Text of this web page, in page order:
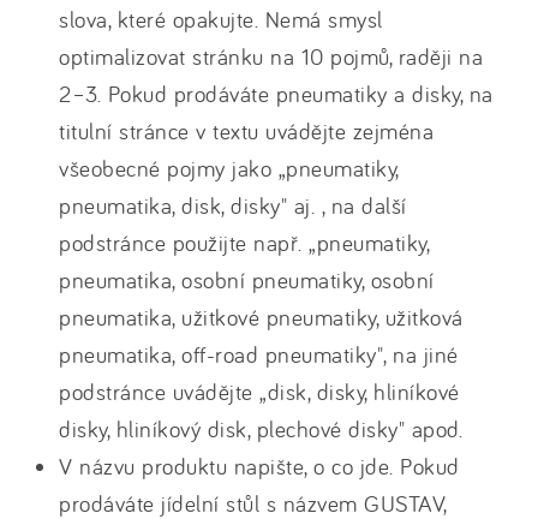
slova, které opakujte. Nemá smysl
optimalizovat stránku na 10 pojmů, raději na
2–3. Pokud prodáváte pneumatiky a disky, na
titulní stránce v textu uvádějte zejména
všeobecné pojmy jako „pneumatiky,
pneumatika, disk, disky" aj. , na další
podstránce použijte např. „pneumatiky,
pneumatika, osobní pneumatiky, osobní
pneumatika, užitkové pneumatiky, užitková
pneumatika, off-road pneumatiky", na jiné
podstránce uvádějte „disk, disky, hliníkové
disky, hliníkový disk, plechové disky" apod.
V názvu produktu napište, o co jde. Pokud
prodáváte jídelní stůl s názvem GUSTAV,